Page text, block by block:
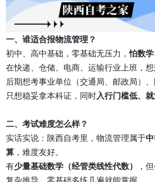
一、谁适合报物流管理？
初中、高中基础，零基础无压力，怕数
在快递、仓储、电商、运输行业上班，想
后期想考事业单位（交通局、邮政局）、
只想稳妥拿本科证，同时入行门槛低、
二、考试难度怎么样？
实话实说：陕西自考里，物流管理属于
算，难度友好。
有少量基础数学（经管类线性代数）
，